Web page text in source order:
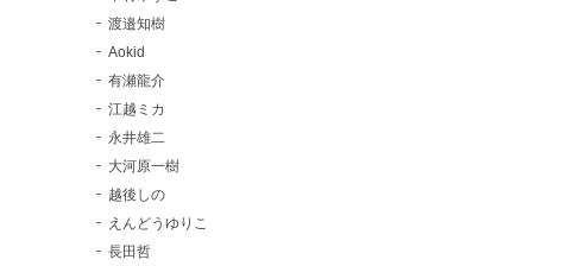
渡邉知樹
Aokid
有瀬龍介
江越ミカ
永井雄二
大河原一樹
越後しの
えんどうゆりこ
長田哲